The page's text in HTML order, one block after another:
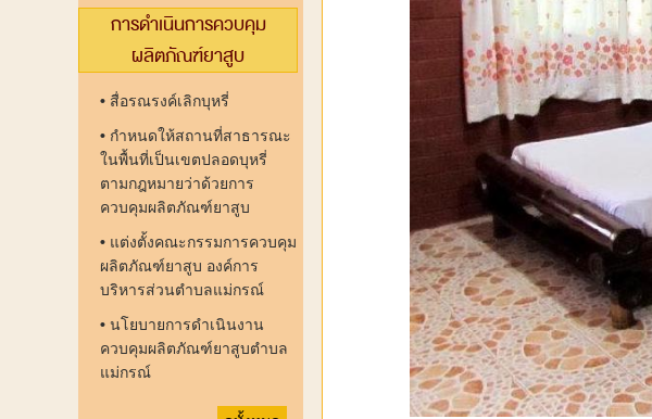
การดำเนินการควบคุม
ผลิตภัณฑ์ยาสูบ
• สื่อรณรงค์เลิกบุหรี่
• กำหนดให้สถานที่สาธารณะ
ในพื้นที่เป็นเขตปลอดบุหรี่
ตามกฎหมายว่าด้วยการ
ควบคุมผลิตภัณฑ์ยาสูบ
• แต่งตั้งคณะกรรมการควบคุม
ผลิตภัณฑ์ยาสูบ องค์การ
บริหารส่วนตำบลแม่กรณ์
• นโยบายการดำเนินงาน
ควบคุมผลิตภัณฑ์ยาสูบตำบล
แม่กรณ์